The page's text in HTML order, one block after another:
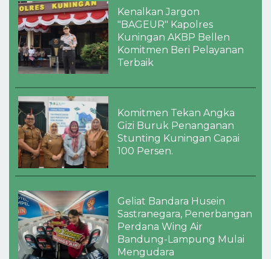
Kenalkan Jargon
"BAGEUR" Kapolres
Kuningan AKBP Bellen
Komitmen Beri Pelayanan
Terbaik
Komitmen Tekan Angka
Gizi Buruk Penanganan
Stunting Kuningan Capai
100 Persen.
Geliat Bandara Husein
Sastranegara, Penerbangan
Perdana Wing Air
Bandung-Lampung Mulai
Mengudara